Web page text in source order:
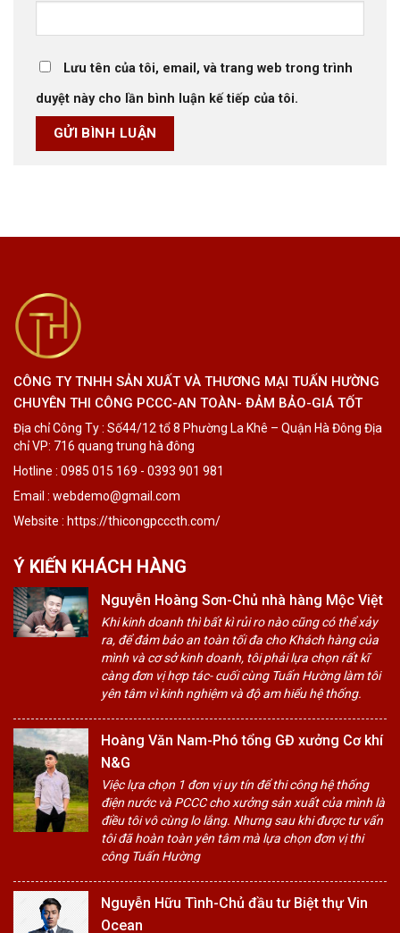
Lưu tên của tôi, email, và trang web trong trình
duyệt này cho lần bình luận kế tiếp của tôi.
CÔNG TY TNHH SẢN XUẤT VÀ THƯƠNG MẠI TUẤN HƯỜNG
CHUYÊN THI CÔNG PCCC-AN TOÀN- ĐẢM BẢO-GIÁ TỐT
Địa chỉ Công Ty : Số44/12 tổ 8 Phường La Khê – Quận Hà Đông Địa
chỉ VP: 716 quang trung hà đông
Hotline : 0985 015 169 - 0393 901 981
Email : webdemo@gmail.com
Website : https://thicongpcccth.com/
Ý KIẾN KHÁCH HÀNG
Nguyễn Hoàng Sơn-Chủ nhà hàng Mộc Việt
Khi kinh doanh thì bất kì rủi ro nào cũng có thể xảy
ra, để đảm bảo an toàn tối đa cho Khách hàng của
mình và cơ sở kinh doanh, tôi phải lựa chọn rất kĩ
càng đơn vị hợp tác- cuối cùng Tuấn Hường làm tôi
yên tâm vì kinh nghiệm và độ am hiểu hệ thống.
Hoàng Văn Nam-Phó tổng GĐ xưởng Cơ khí
N&G
Việc lựa chọn 1 đơn vị uy tín để thi công hệ thống
điện nước và PCCC cho xưởng sản xuất của mình là
điều tôi vô cùng lo lắng. Nhưng sau khi được tư vấn
tôi đã hoàn toàn yên tâm mà lựa chọn đơn vị thi
công Tuấn Hường
Nguyễn Hữu Tình-Chủ đầu tư Biệt thự Vin
Ocean